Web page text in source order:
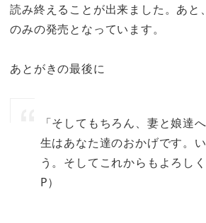
読み終えることが出来ました。あと
のみの発売となっています。
あとがきの最後に
「そしてもちろん、妻と娘達
生はあなた達のおかげです。
う。そしてこれからもよろし
P）